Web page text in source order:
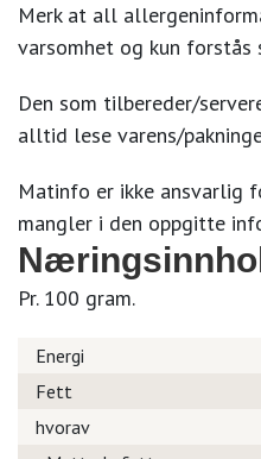
Merk at all
varsomhet og kun forstås
Den som tilbereder/
alltid lese varens/
Matinfo er ikke ansvarlig
mangler i den oppgitte
Pr. 100 gram.
Energi
Fett
hvorav